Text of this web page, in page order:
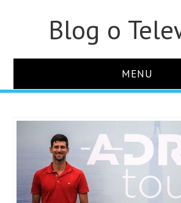
Blog o
MENU
O STRONIE
KONTAKT